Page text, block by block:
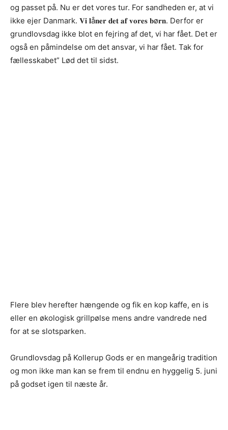
og passet på. Nu er det vores tur. For sandheden er, at vi
ikke ejer Danmark. 𝐕𝐢 𝐥å𝐧𝐞𝐫 𝐝𝐞𝐭 𝐚𝐟 𝐯𝐨𝐫𝐞𝐬 𝐛ø𝐫𝐧. Derfor er
grundlovsdag ikke blot en fejring af det, vi har fået. Det er
også en påmindelse om det ansvar, vi har fået. Tak for
fællesskabet” Lød det til sidst.
Flere blev herefter hængende og fik en kop kaffe, en is
eller en økologisk grillpølse mens andre vandrede ned
for at se slotsparken.
Grundlovsdag på Kollerup Gods er en mangeårig tradition
og mon ikke man kan se frem til endnu en hyggelig 5. juni
på godset igen til næste år.